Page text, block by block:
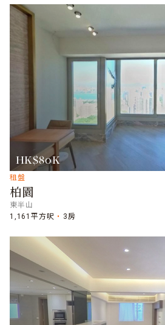
HK$80K
租盤
柏園
東半山
1,161平方呎
3房